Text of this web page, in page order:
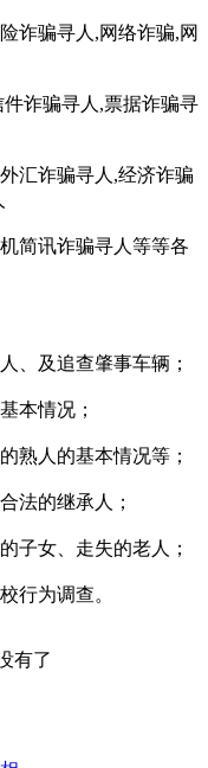
骗寻人,网络诈骗,网
骗寻人,票据诈骗寻
诈骗寻人,经济诈骗
讯诈骗寻人等等各
及追查肇事车辆；
本情况；
人的基本情况等；
的继承人；
女、走失的老人；
为调查。
有了